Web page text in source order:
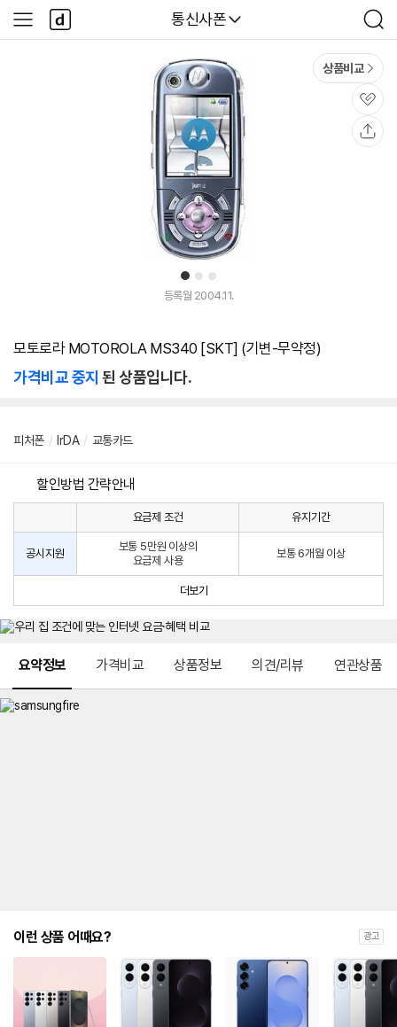
다나와
통신사폰
검
색
사
이
다
나
와
1 2 3
상품비교
관
심
등록월 2004.11.
모토로라 MOTOROLA MS340 [SKT] (기변-무약정)
가격비교 중지 된 상품입니다.
피처폰 / lrDA / 교통카드
할인방법 간략안내
원
선
택
약
정
는
대
략
인
사
인
법
요금제 조건 유지기간
공시지원
보통 5만원 이상의
요금제 사용
보통 6개월 이상
더보기
요약정보 가격비교 상품정보 의견/리뷰 연관상품
이런 상품 어때요? 광고